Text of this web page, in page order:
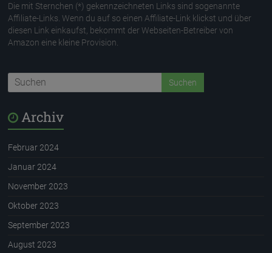
Die mit Sternchen (*) gekennzeichneten Links sind sogenannte
Affiliate-Links. Wenn du auf so einen Affiliate-Link klickst und über
diesen Link einkaufst, bekommt der Webseiten-Betreiber von
Amazon eine kleine Provision.
Archiv
Februar 2024
Januar 2024
November 2023
Oktober 2023
September 2023
August 2023